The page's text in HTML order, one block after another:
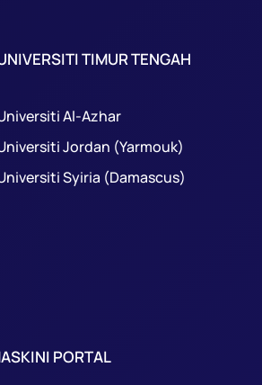
TIMUR TENGAH
Al-Azhar
Jordan (Yarmouk)
Syiria (Damascus)
PORTAL